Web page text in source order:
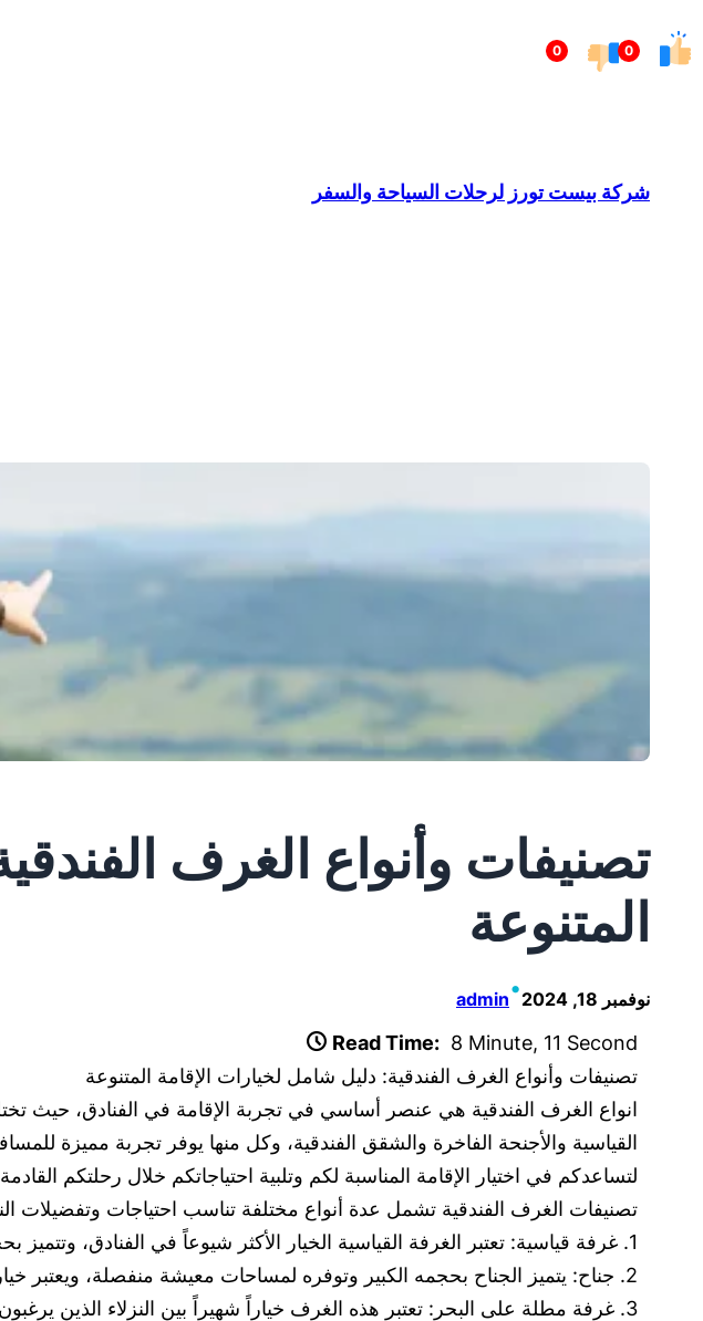
0
0إلى
شركة بيست تورز لرحلات السياحة والسفر
تصنيفات وأنواع الغرف
المتنوعة
نوفمبر 18, 2024 •
admin
Read Time: 8 Minute, 11 Second
تصنيفات وأنواع الغرف الفندقية: دليل شامل لخيارات الإقامة المتنوعة
انواع الغرف الفندقية هي عنصر أساسي في تجربة الإقامة في الفنادق، حيث
القياسية والأجنحة الفاخرة والشقق الفندقية، وكل منها يوفر تجربة مميزة
لتساعدكم في اختيار الإقامة المناسبة لكم وتلبية احتياجاتكم خلال رحلتكم
تصنيفات الغرف الفندقية تشمل عدة أنواع مختلفة تناسب احتياجات وتفضيلات
1. غرفة قياسية: تعتبر الغرفة القياسية الخيار الأكثر شيوعاً في الفنادق، وتتميز بحجمها الصغير وتوفيرها لجميع وسائل الراحة الأساسية.
2. جناح: يتميز الجناح بحجمه الكبير وتوفره لمساحات معيشة منفصلة، ويعتبر خياراً مثالياً للنزلاء الذين يبحثون عن الراحة والخصوصية.
3. غرفة مطلة على البحر: تعتبر هذه الغرف خياراً شهيراً بين النزلاء الذين يرغبون في الاستمتاع بإطلالة خلابة على المحيط أو البحر.